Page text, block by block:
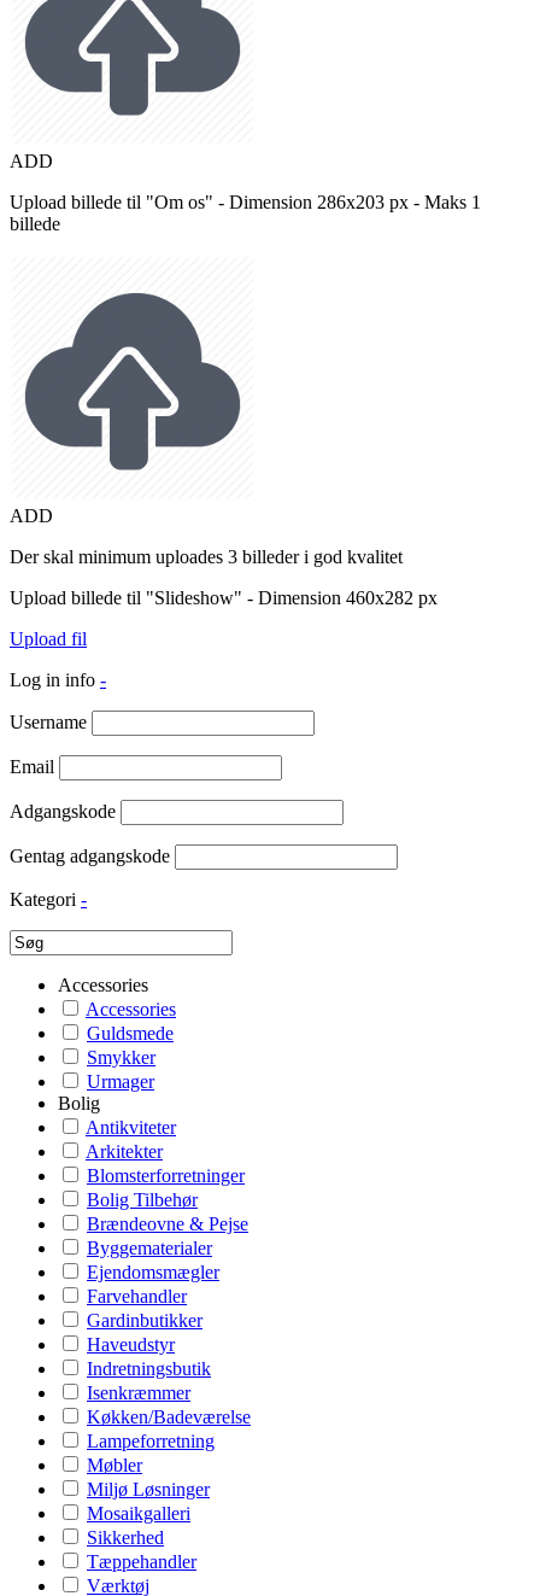
ADD
Upload billede til "Om os" - Dimension 286x203 px - Maks 1
billede
ADD
Der skal minimum uploades 3 billeder i god kvalitet
Upload billede til "Slideshow" - Dimension 460x282 px
Upload fil
Log in info -
Username
Email
Adgangskode
Gentag adgangskode
Kategori -
Accessories
Accessories
Guldsmede
Smykker
Urmager
Bolig
Antikviteter
Arkitekter
Blomsterforretninger
Bolig Tilbehør
Brændeovne & Pejse
Byggematerialer
Ejendomsmægler
Farvehandler
Gardinbutikker
Haveudstyr
Indretningsbutik
Isenkræmmer
Køkken/Badeværelse
Lampeforretning
Møbler
Miljø Løsninger
Mosaikgalleri
Sikkerhed
Tæppehandler
Værktøj